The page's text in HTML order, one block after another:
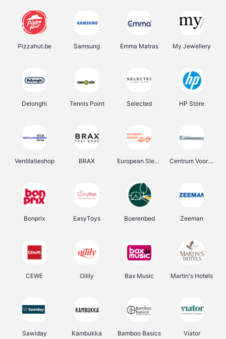
Pizzahut.be Samsung Emma Matras My Jewellery
Delonghi Tennis Point Selected HP Store
Ventilatieshop BRAX European Sleeper Centrum Voor Avondonderwijs
Bonprix EasyToys Boerenbed Zeeman
CEWE Oilily Bax Music Martin's Hotels
Sawiday Kambukka Bamboo Basics Viator